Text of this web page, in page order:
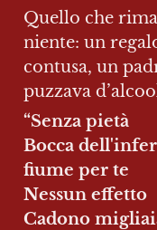
Quello che
niente: un
contusa, un
puzzava
“Senza pietà
Bocca
fiume per te
Nessun effetto
Cadono